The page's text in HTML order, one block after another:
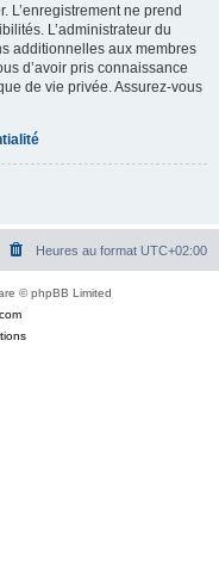
L’enregistrement ne prend
L’administrateur du
additionnelles aux membres
d’avoir pris connaissance
de vie privée. Assurez-vous
Heures au format UTC+02:00
© phpBB Limited